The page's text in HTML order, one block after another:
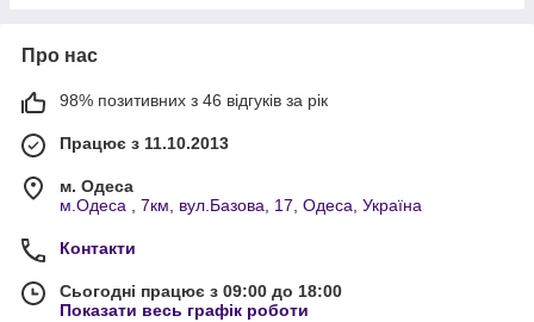
Про нас
98% позитивних з 46 відгуків за рік
Працює з 11.10.2013
м. Одеса
м.Одеса , 7км, вул.Базова, 17, Одеса, Україна
Контакти
Сьогодні працює з 09:00 до 18:00
Показати весь графік роботи